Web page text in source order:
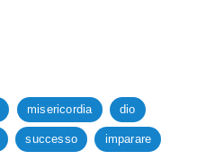
misericordia dio
successo imparare